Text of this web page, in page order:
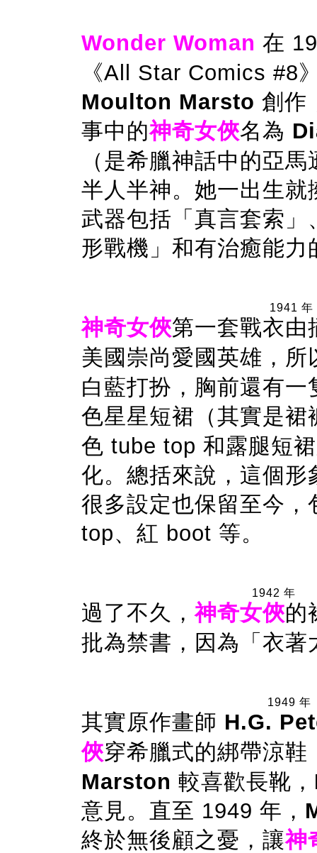
Wonder Woman 在
《All Star Comics #8
Moulton Marsto 創作
事中的神奇女俠名為
（是希臘神話中的亞
半人半神。她一出生
武器包括「真言套索
形戰機」和有治癒能力
1941 年
神奇女俠第一套戰衣
美國崇尚愛國英雄，所
白藍打扮，胸前還有
色星星短裙（其實是裙
色 tube top 和露腿短
化。總括來說，這個
很多設定也保留至今
top、紅 boot 等。
1942 年
過了不久，神奇女俠的
批為禁書，因為「衣著
1949 年
其實原作畫師 H.G.
俠穿希臘式的綁帶涼
Marston 較喜歡長靴，
意見。直至 1949 年，
終於無後顧之憂，讓神